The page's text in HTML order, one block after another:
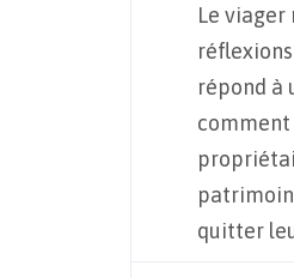
Le
répond à
quitter